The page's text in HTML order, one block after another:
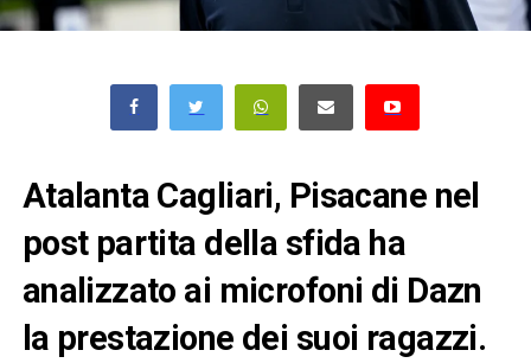
Atalanta Cagliari, Pisacane nel
post partita della sfida ha
analizzato ai microfoni di Dazn
la prestazione dei suoi ragazzi.